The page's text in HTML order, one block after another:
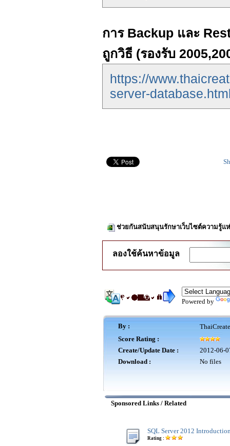
การ Backup และ
ถูกวิธี (รองรับ
https://
server-
ช่วยกันสนับสนุนรักษาเว็บไซต์ความรู้แ
ลองใช้ค้นหาข้อมูล
Powered by
By :
Score Rating :
Create/Update Date :
2012-06-
Download :
No files
Sponsored Links / Related
SQL Server 2012
Rating :